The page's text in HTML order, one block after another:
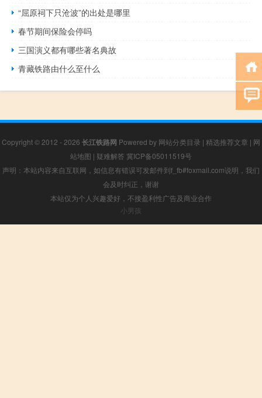
“屈原祠下只沧波”的出处是哪里
春节期间保险会停吗
三国演义都有哪些著名典故
青藏铁路由什么至什么
Copyright © 2012 - 2026 长江铁路网 Powered by 网站分类目录 | 精选推荐文章 | 网
站地图 | 疑难解答 冀ICP备05011519号
声明：本站内容来自互联网，如信息有错误可发邮件到f_fb#foxmail.com说明，我们
会及时纠正，谢谢
本站仅为个人兴趣爱好，不接盈利性广告及商业合作
小男孩